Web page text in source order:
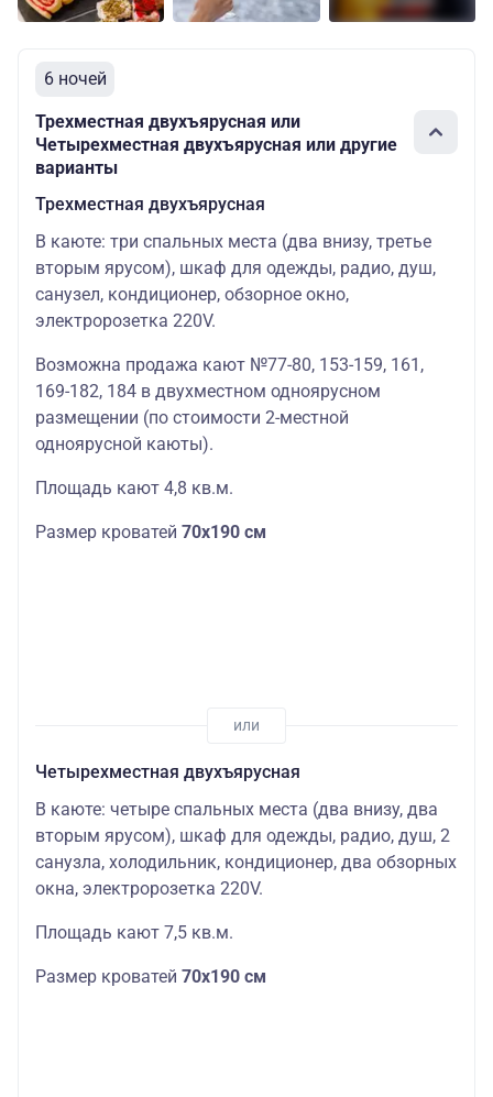
6 ночей
Трехместная двухъярусная или
Четырехместная двухъярусная или другие
варианты
Трехместная двухъярусная
В каюте: три спальных места (два внизу, третье
вторым ярусом), шкаф для одежды, радио, душ,
санузел, кондиционер, обзорное окно,
электророзетка 220V.
Возможна продажа кают №77-80, 153-159, 161,
169-182, 184 в двухместном одноярусном
размещении (по стоимости 2-местной
одноярусной каюты).
Площадь кают 4,8 кв.м.
Размер кроватей 70х190 см
Четырехместная двухъярусная
В каюте: четыре спальных места (два внизу, два
вторым ярусом), шкаф для одежды, радио, душ, 2
санузла, холодильник, кондиционер, два обзорных
окна, электророзетка 220V.
Площадь кают 7,5 кв.м.
Размер кроватей 70х190 см